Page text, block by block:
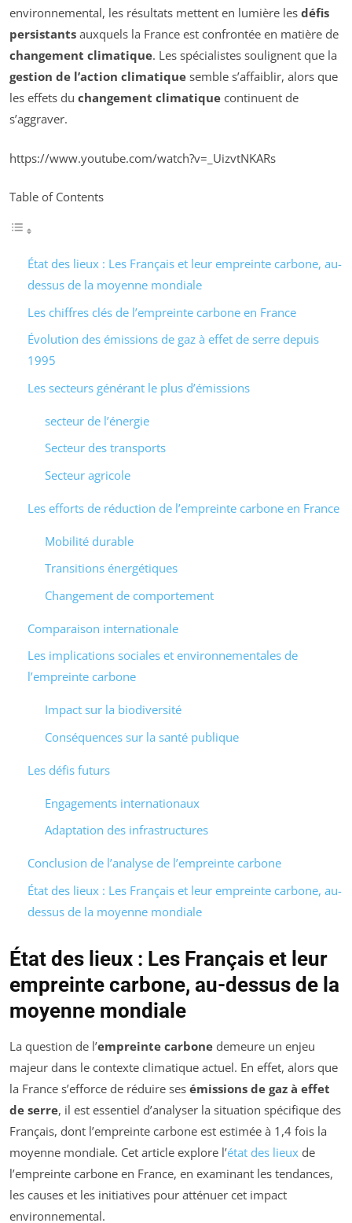
environnemental, les résultats mettent en lumière les défis
persistants auxquels la France est confrontée en matière de
changement climatique. Les spécialistes soulignent que la
gestion de l’action climatique semble s’affaiblir, alors que
les effets du changement climatique continuent de
s’aggraver.
https://www.youtube.com/watch?v=_UizvtNKARs
Table of Contents
État des lieux : Les Français et leur empreinte carbone, au-
dessus de la moyenne mondiale
Les chiffres clés de l’empreinte carbone en France
Évolution des émissions de gaz à effet de serre depuis
1995
Les secteurs générant le plus d’émissions
secteur de l’énergie
Secteur des transports
Secteur agricole
Les efforts de réduction de l’empreinte carbone en France
Mobilité durable
Transitions énergétiques
Changement de comportement
Comparaison internationale
Les implications sociales et environnementales de
l’empreinte carbone
Impact sur la biodiversité
Conséquences sur la santé publique
Les défis futurs
Engagements internationaux
Adaptation des infrastructures
Conclusion de l’analyse de l’empreinte carbone
État des lieux : Les Français et leur empreinte carbone, au-
dessus de la moyenne mondiale
État des lieux : Les Français et leur
empreinte carbone, au-dessus de la
moyenne mondiale
La question de l’empreinte carbone demeure un enjeu
majeur dans le contexte climatique actuel. En effet, alors que
la France s’efforce de réduire ses émissions de gaz à effet
de serre, il est essentiel d’analyser la situation spécifique des
Français, dont l’empreinte carbone est estimée à 1,4 fois la
moyenne mondiale. Cet article explore l’état des lieux de
l’empreinte carbone en France, en examinant les tendances,
les causes et les initiatives pour atténuer cet impact
environnemental.